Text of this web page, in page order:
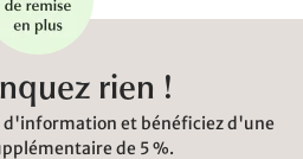
rien !
et bénéficiez d'une
de 5 %.